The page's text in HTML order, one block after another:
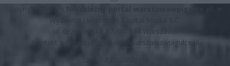
Kontakt@warszawawpigulce.pl